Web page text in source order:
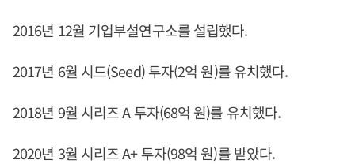
2016년 12월 기업부설연구소를 설립했다.
2017년 6월 시드(Seed) 투자(2억 원)를 유치했다.
2018년 9월 시리즈 A 투자(68억 원)를 유치했다.
2020년 3월 시리즈 A+ 투자(98억 원)를 받았다.